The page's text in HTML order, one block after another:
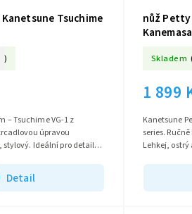
Tsuchime
)
Detail
– Tsuchime VG-1 z
úpravou
Ideální pro detailní
nůž Petty
Skladem
1 899
Kanetsune
series.
Lehkej, ostrý